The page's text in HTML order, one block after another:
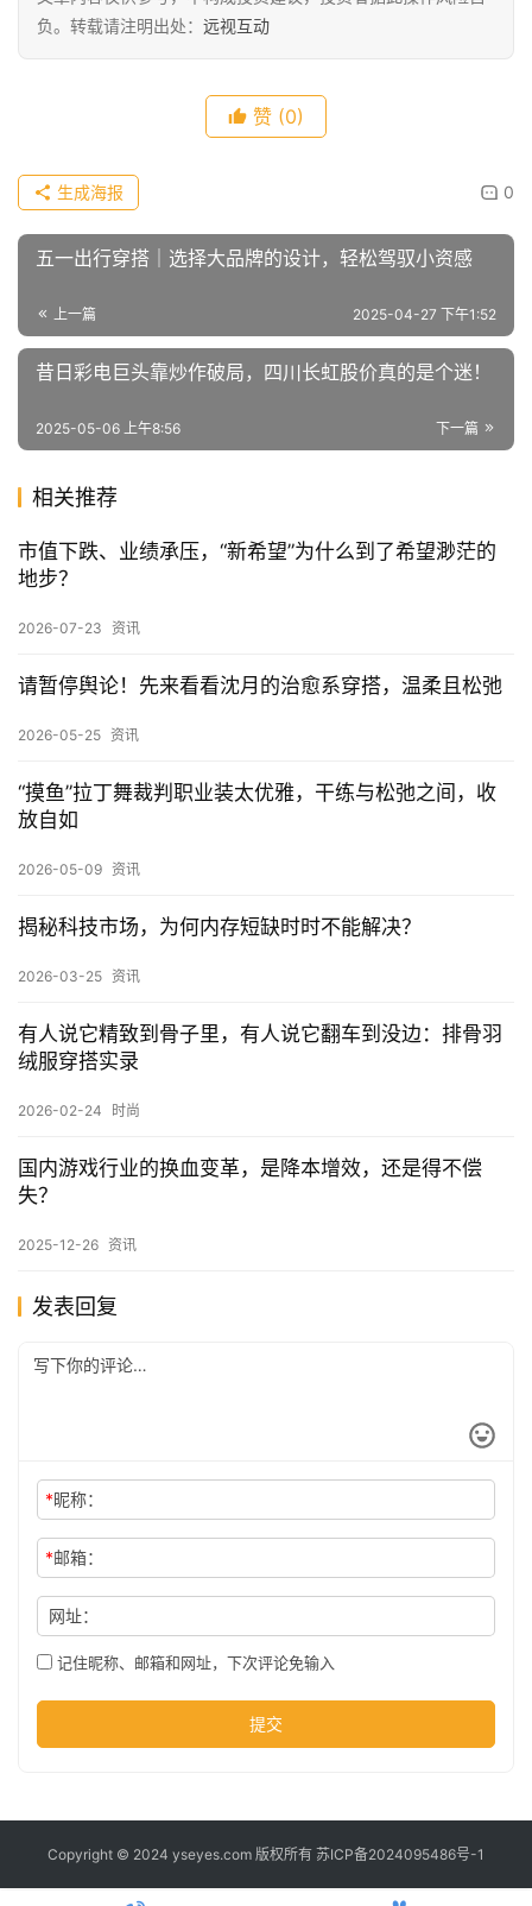
负。转载请注明出处： 远视互动
赞 (0)
0
生成海报
五一出行穿搭｜选择大品牌的设计，轻松驾驭小资感
上一篇 2025-04-27 下午1:52
昔日彩电巨头靠炒作破局，四川长虹股价真的是个迷！
下一篇
2025-05-06 上午8:56
相关推荐
市值下跌、业绩承压，“新希望”为什么到了希望渺茫的
地步？
2026-07-23 资讯
请暂停舆论！先来看看沈月的治愈系穿搭，温柔且松弛
2026-05-25 资讯
“摸鱼”拉丁舞裁判职业装太优雅，干练与松弛之间，收
放自如
2026-05-09 资讯
揭秘科技市场，为何内存短缺时时不能解决？
2026-03-25 资讯
有人说它精致到骨子里，有人说它翻车到没边：排骨羽
绒服穿搭实录
2026-02-24 时尚
国内游戏行业的换血变革，是降本增效，还是得不偿
失？
2025-12-26 资讯
发表回复
*昵称：
*邮箱：
网址：
记住昵称、邮箱和网址，下次评论免输入
提交
Copyright © 2024 yseyes.com 版权所有 苏ICP备2024095486号-1